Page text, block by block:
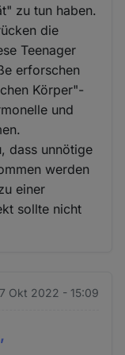
zu tun haben.
die
Teenager
erforschen
Körper"-
und
dass unnötige
werden
einer
sollte nicht
Okt 2022 - 15:09